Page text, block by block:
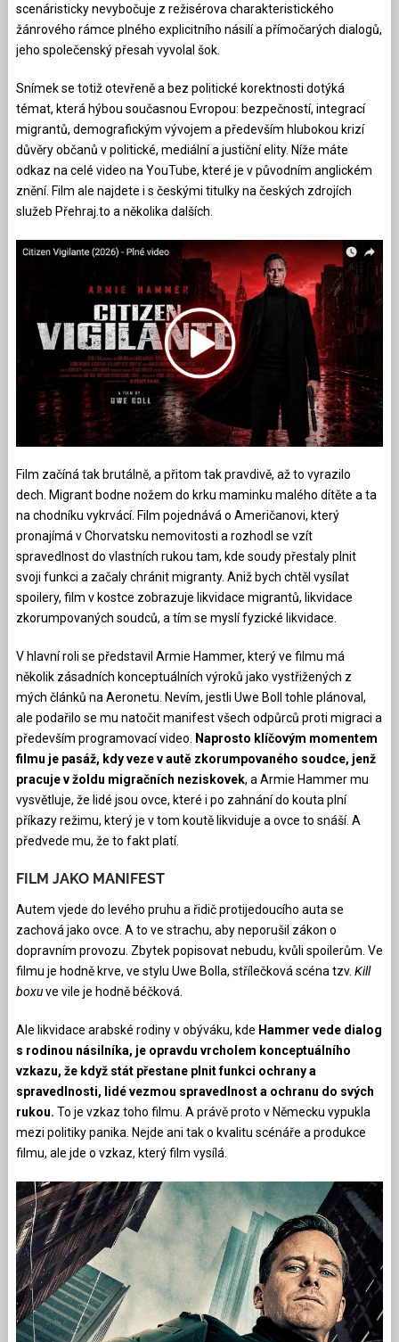
scenáristicky nevybočuje z režisérova charakteristického
žánrového rámce plného explicitního násilí a přímočarých dialogů,
jeho společenský přesah vyvolal šok.
Snímek se totiž otevřeně a bez politické korektnosti dotýká
témat, která hýbou současnou Evropou: bezpečností, integrací
migrantů, demografickým vývojem a především hlubokou krizí
důvěry občanů v politické, mediální a justiční elity. Níže máte
odkaz na celé video na YouTube, které je v původním anglickém
znění. Film ale najdete i s českými titulky na českých zdrojích
služeb Přehraj.to a několika dalších.
Film začíná tak brutálně, a přitom tak pravdivě, až to vyrazilo
dech. Migrant bodne nožem do krku maminku malého dítěte a ta
na chodníku vykrvácí. Film pojednává o Američanovi, který
pronajímá v Chorvatsku nemovitosti a rozhodl se vzít
spravedlnost do vlastních rukou tam, kde soudy přestaly plnit
svoji funkci a začaly chránit migranty. Aniž bych chtěl vysílat
spoilery, film v kostce zobrazuje likvidace migrantů, likvidace
zkorumpovaných soudců, a tím se myslí fyzické likvidace.
V hlavní roli se představil Armie Hammer, který ve filmu má
několik zásadních konceptuálních výroků jako vystřižených z
mých článků na Aeronetu. Nevím, jestli Uwe Boll tohle plánoval,
ale podařilo se mu natočit manifest všech odpůrců proti migraci a
především programovací video.
Naprosto klíčovým momentem
filmu je pasáž, kdy veze v autě zkorumpovaného soudce, jenž
pracuje v žoldu migračních neziskovek, a Armie Hammer mu
vysvětluje, že lidé jsou ovce, které i po zahnání do kouta plní
příkazy režimu, který je v tom koutě likviduje a ovce to snáší. A
předvede mu, že to fakt platí.
FILM JAKO MANIFEST
Autem vjede do levého pruhu a řidič protijedoucího auta se
zachová jako ovce. A to ve strachu, aby neporušil zákon o
dopravním provozu. Zbytek popisovat nebudu, kvůli spoilerům. Ve
filmu je hodně krve, ve stylu Uwe Bolla, střílečková scéna tzv. Kill
boxuve vile je hodně béčková.
Ale likvidace arabské rodiny v obýváku, kde Hammer vede dialog
s rodinou násilníka, je opravdu vrcholem konceptuálního
vzkazu, že když stát přestane plnit funkci ochrany a
spravedlnosti, lidé vezmou spravedlnost a ochranu do svých
rukou. To je vzkaz toho filmu. A právě proto v Německu vypukla
mezi politiky panika. Nejde ani tak o kvalitu scénáře a produkce
filmu, ale jde o vzkaz, který film vysílá.